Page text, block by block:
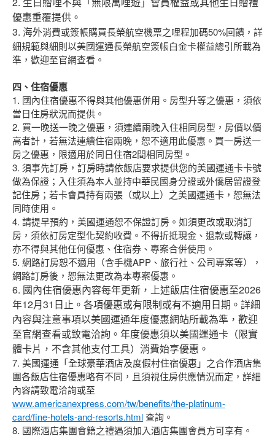
優惠重覆提供。
3. 海外消費或簽帳購買長榮航空機票之哩程加碼50%回饋，詳
細規範與細則以美國運通長榮航空簽帳白金卡權益總引所載為
準，歡迎至官網查看。
四、住宿優惠
1. 國內住宿優惠不得與其他優惠併用。房型升等之優惠，須依
當日住房狀況而提供。
2. 買一晚送一晚之優惠，須連續兩晚入住相同房型，房價以價
高者計，若無法連續住宿兩晚，恕不適用此優惠。買一房送一
房之優惠，限適用於同日住宿2間相同房型。
3. 須事先訂房，訂房時請依飯店要求提供您的美國運通卡卡號
做為保證；入住須為本人並持中華民國身分證或外僑居留證登
記住房；若卡會員持有兩張（或以上）之美國運通卡，恕無法
同時使用。
4. 請提早預約，美國運通恕不保證訂房。如須更改或取消訂
房，須依訂房定型化契約收費。不得折抵現金、退款或轉讓，
亦不得與其他任何優惠、住宿券、專案合併使用。
5. 網路訂房恕不適用（含手機APP、旅行社、公司專案等），
網路訂房後，恕無法更改為本專案優惠。
6. 國內住宿優惠內容每年更新，上述飯店住宿優惠至2026
年12月31日止。各項優惠或有限制或有不適用日期。詳細
內容與注意事項以美國運通年度優惠網站所載為準，歡迎
至官網查看或致電洽詢。年度優惠須以美國運通卡（限實
體卡片，不含其他支付工具）消費始享優惠。
7. 美國運通「全球豪華酒店及度假村住宿優惠」之合作酒店集
團各飯店住宿優惠略有不同，且須視住房供應情況而定，詳細
內容請致電洽詢或至
www.americanexpress.com/tw/benefits/the-platinum-
card/fine-hotels-and-resorts.html查詢。
8. 國際酒店集團會籍之禮遇須加入酒店集團會員方可享有。